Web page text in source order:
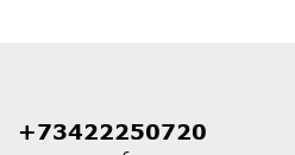
+73422250720